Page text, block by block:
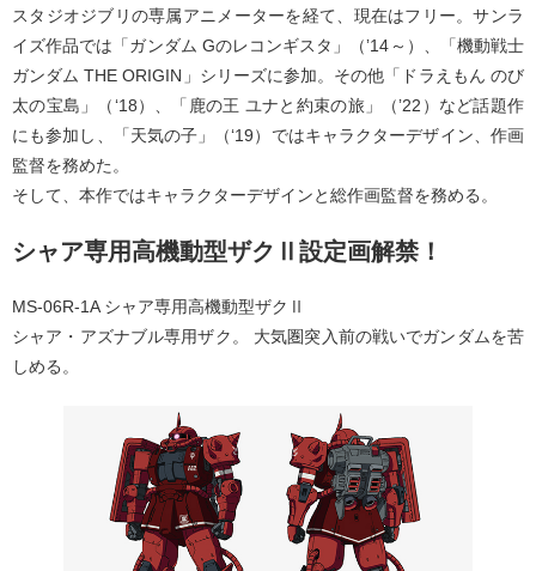
スタジオジブリの専属アニメーターを経て、現在はフリー。サンラ
イズ作品では「ガンダム Gのレコンギスタ」（ʼ14～）、「機動戦士
ガンダム THE ORIGIN」シリーズに参加。その他「ドラえもん のび
太の宝島」（ʻ18）、「鹿の王 ユナと約束の旅」（ʼ22）など話題作
にも参加し、「天気の子」（ʻ19）ではキャラクターデザイン、作画
監督を務めた。
そして、本作ではキャラクターデザインと総作画監督を務める。
シャア専用高機動型ザクⅡ設定画解禁！
MS-06R-1A シャア専用高機動型ザクⅡ
シャア・アズナブル専用ザク。 大気圏突入前の戦いでガンダムを苦
しめる。